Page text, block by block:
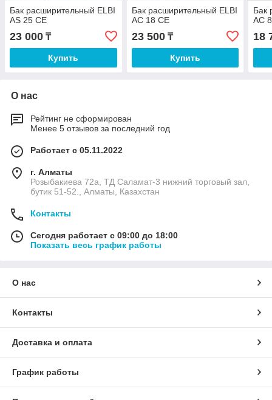
Бак расширительный ELBI
AS 25 CE
23 000 ₸
Купить
Бак расширительный ELBI
AC 18 CE
23 500₸
Купить
Бак
AC
18
О нас
Рейтинг не сформирован
Менее 5 отзывов за последний год
Работает с 05.11.2022
г. Алматы
Розыбакиева 72а, ТД Саламат-3 нижний торговый зал,
бутик 51-52., Алматы, Казахстан
Контакты
Сегодня работает с 09:00 до 18:00
Показать весь график работы
О нас
Контакты
Доставка и оплата
График работы